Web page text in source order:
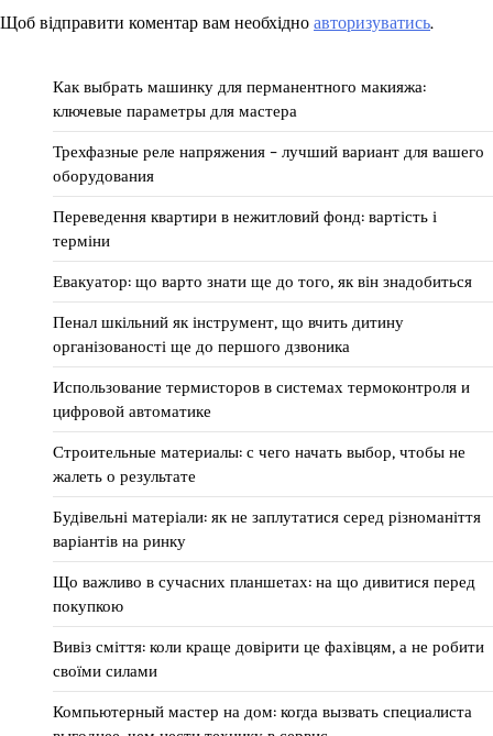
Щоб відправити коментар вам необхідно авторизуватись.
Как выбрать машинку для перманентного макияжа:
ключевые параметры для мастера
Трехфазные реле напряжения – лучший вариант для вашего
оборудования
Переведення квартири в нежитловий фонд: вартість і
терміни
Евакуатор: що варто знати ще до того, як він знадобиться
Пенал шкільний як інструмент, що вчить дитину
організованості ще до першого дзвоника
Использование термисторов в системах термоконтроля и
цифровой автоматике
Строительные материалы: с чего начать выбор, чтобы не
жалеть о результате
Будівельні матеріали: як не заплутатися серед різноманіття
варіантів на ринку
Що важливо в сучасних планшетах: на що дивитися перед
покупкою
Вивіз сміття: коли краще довірити це фахівцям, а не робити
своїми силами
Компьютерный мастер на дом: когда вызвать специалиста